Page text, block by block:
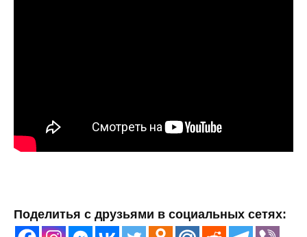
Поделитья с друзьями в социальных сетях: